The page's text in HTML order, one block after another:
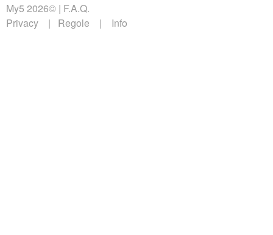
My5 2026© F.A.Q.
Privacy
Regole Info